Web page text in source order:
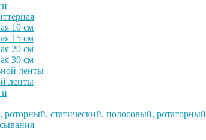
10 см
15 см
20 см
30 см
ленты
ленты
статический, полосовый, ротаторный